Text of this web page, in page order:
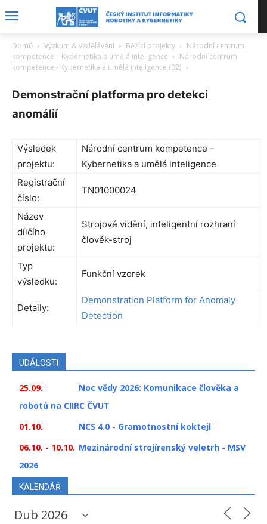
Domů Výzkum & vzdělávání Běžící projekty
Národní centrum
kompetence – Kybernetika a umělá inteligence
Národní centrum
kompetence - Kybernetika a umělá inteligence (02)
Demonstrační platforma pro detekci
anomálií
Výsledek
projektu:
Národní centrum kompetence –
Kybernetika a umělá inteligence
Registrační
číslo:
TN01000024
Název
dílčího
projektu:
Strojové vidění, inteligentní rozhraní
člověk-stroj
Typ
výsledku:
Funkční vzorek
Detaily:
Demonstration Platform for Anomaly
Detection
UDÁLOSTI
25.09.
Noc vědy 2026: Komunikace člověka a
robotů na CIIRC ČVUT
01.10.
NCS 4.0 - Gramotnostní koktejl
06.10. - 10.10. Mezinárodní strojírenský veletrh - MSV
2026
KALENDÁŘ